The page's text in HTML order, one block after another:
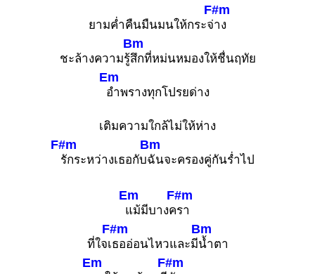
ยามค่ำคืนมืนมนให้กระจ่
F#m
าง
ชะล้างความรู้
Bm
สึกที่หม่นหมองให้ชื่นฤทัย
Em
อำพรางทุกโปรยด่าง
เติมความใกล้ไม่ให้ห่าง
F#m
รักระหว่างเธอกับ
Bm
ฉันจะครองคู่กันร่ำไป
Em
แม้มีบางค
F#m
รา
ที่ใจเ
F#m
ธออ่อนไหวและมี
Bm
น้ำตา
Em F#m